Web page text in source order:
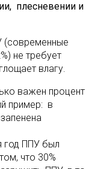
плесневении и
(современные
не требует
влагу.
важен процент
пример: в
год ППУ был
что 30%